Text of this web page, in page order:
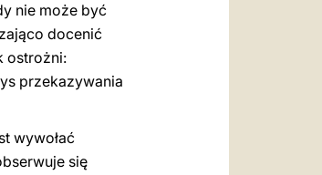
nie może być
docenić
ostrożni:
przekazywania
wywołać
się